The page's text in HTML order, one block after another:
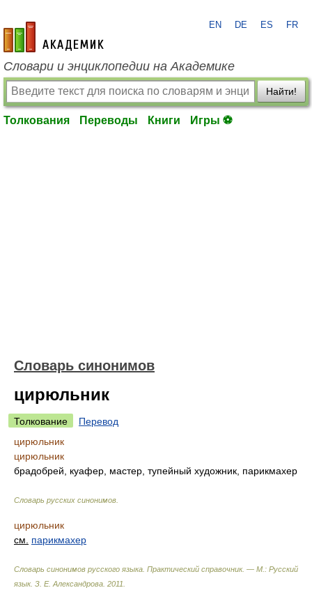
academic.ru
EN DE ES FR
Словари и энциклопедии на Академике
Найти!
Толкования Переводы Книги Игры ⚽
Словарь синонимов
цирюльник
Толкование
Перевод
цирюльник
цирюльник
брадобрей, куафер, мастер, тупейный художник, парикмахер
Словарь русских синонимов
цирюльник
см.
парикмахер
Словарь синонимов русского языка. Практический справочник. — М.: Русский
язык. З. Е. Александрова 2011